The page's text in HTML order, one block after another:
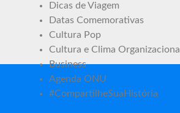
Dicas de Viagem
Datas Comemorativas
Cultura Pop
Cultura e Clima Organizacional
Business
Agenda ONU
#CompartilheSuaHistória